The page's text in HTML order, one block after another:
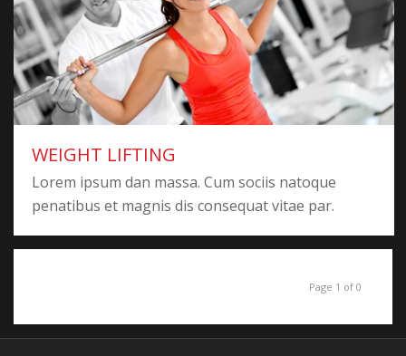
WEIGHT LIFTING
Lorem ipsum dan massa. Cum sociis natoque
penatibus et magnis dis consequat vitae par.
Page 1 of 0